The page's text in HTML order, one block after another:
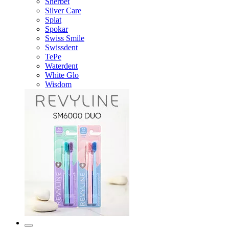
Silver Care
Splat
Spokar
Swiss Smile
Swissdent
TePe
Waterdent
White Glo
Wisdom